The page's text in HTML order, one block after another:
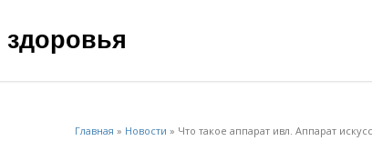
Главная » Новости » Что такое аппарат ивл. Аппарат